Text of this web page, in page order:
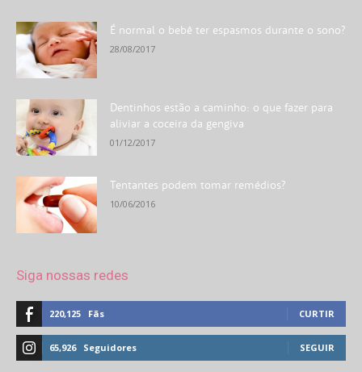
É normal o bebê ter espasmos durante o sono?
28/08/2017
Dentinhos estão a caminho: o que fazer para
aliviar a coceira da gengiva
01/12/2017
Tentantes podem tomar remédios?
10/06/2016
Siga nossas redes
220,125 Fãs CURTIR
65,926 Seguidores SEGUIR